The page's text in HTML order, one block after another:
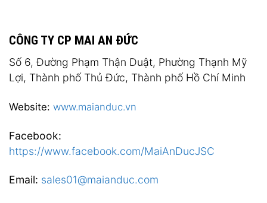
CÔNG TY CP MAI AN ĐỨC
Số 6, Đường Phạm Thận Duật, Phường Thạnh Mỹ
Lợi, Thành phố Thủ Đức, Thành phố Hồ Chí Minh
Website: www.maianduc.vn
Facebook:
https://www.facebook.com/MaiAnDucJSC
Email: sales01@maianduc.com